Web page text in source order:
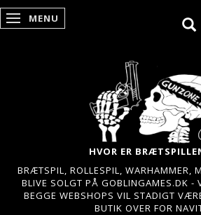
SKIFTE NAVIGATION
MENU
HVOR ER
BRÆTSPIL, ROLLESPIL, WARHAMMER,
BLIVE SOLGT PÅ GOBLINGAMES.DK -
BEGGE WEBSHOPS VIL STADIGT
BUTIK OVER FOR